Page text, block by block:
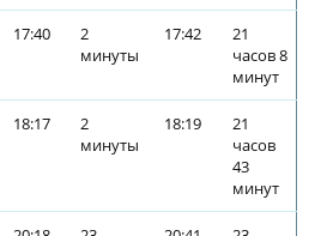
17:40
2
минуты
17:42
21
часов 8
минут
18:17
2
минуты
18:19
21
часов
43
минут